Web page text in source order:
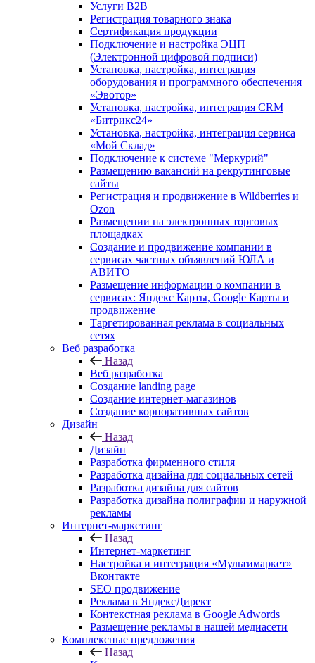
Услуги B2B
Регистрация товарного знака
Сертификация продукции
Подключение и настройка ЭЦП
(Электронной цифровой подписи)
Установка, настройка, интеграция
оборудования и программного обеспечения
«Эвотор»
Установка, настройка, интеграция CRM
«Битрикс24»
Установка, настройка, интеграция сервиса
«Мой Склад»
Подключение к системе "Меркурий"
Размещению вакансий на рекрутинговые
сайты
Регистрация и продвижение в Wildberries и
Ozon
Размещении на электронных торговых
площадках
Создание и продвижение компании в
сервисах частных объявлений ЮЛА и
АВИТО
Размещение информации о компании в
сервисах: Яндекс Карты, Google Карты и
продвижение
Таргетированная реклама в социальных
сетях
Веб разработка
Назад
Веб разработка
Создание landing page
Создание интернет-магазинов
Создание корпоративных сайтов
Дизайн
Назад
Дизайн
Разработка фирменного стиля
Разработка дизайна для социальных сетей
Разработка дизайна для сайтов
Разработка дизайна полиграфии и наружной
рекламы
Интернет-маркетинг
Назад
Интернет-маркетинг
Настройка и интеграция «Мультимаркет»
Вконтакте
SEO продвижение
Реклама в ЯндексДирект
Контекстная реклама в Google Adwords
Размещение рекламы в нашей медиасети
Комплексные предложения
Назад